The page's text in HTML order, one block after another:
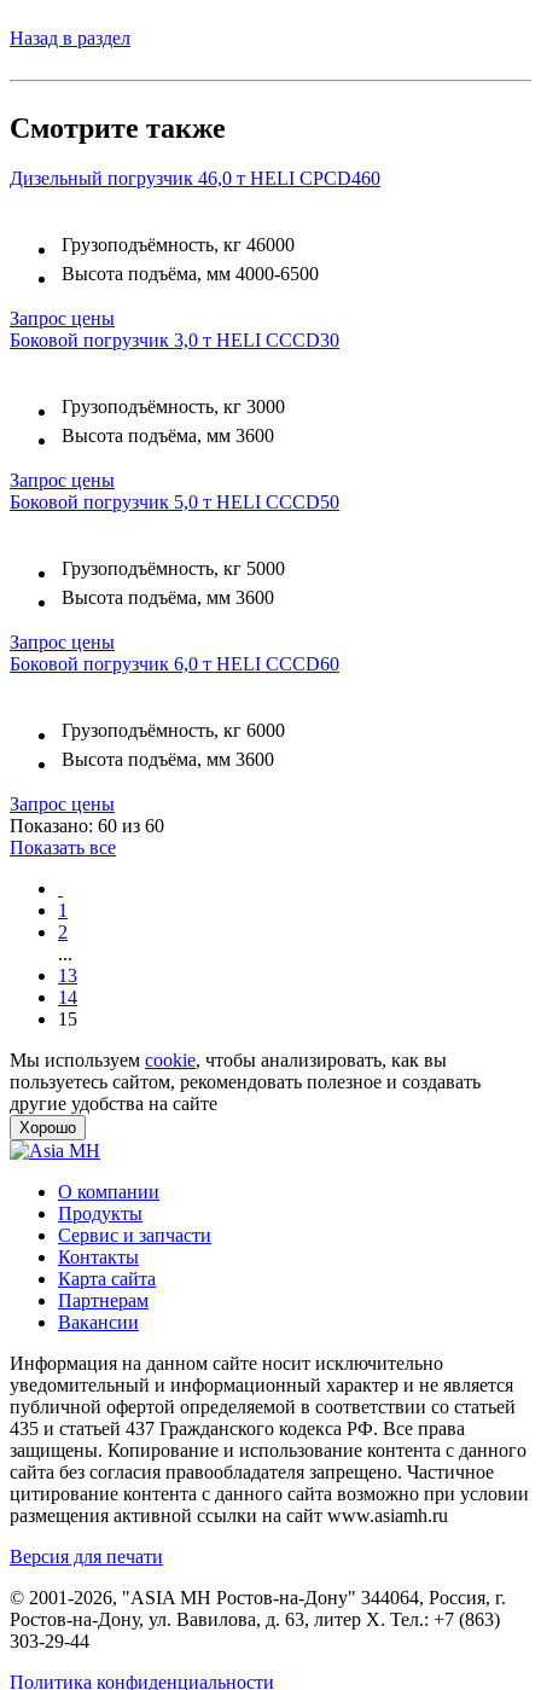
Назад в раздел
Смотрите также
Дизельный погрузчик 46,0 т HELI CPCD460
Грузоподъёмность, кг 46000
Высота подъёма, мм 4000-6500
Запрос цены
Боковой погрузчик 3,0 т HELI CCCD30
Грузоподъёмность, кг 3000
Высота подъёма, мм 3600
Запрос цены
Боковой погрузчик 5,0 т HELI CCCD50
Грузоподъёмность, кг 5000
Высота подъёма, мм 3600
Запрос цены
Боковой погрузчик 6,0 т HELI CCCD60
Грузоподъёмность, кг 6000
Высота подъёма, мм 3600
Запрос цены
Показано: 60 из 60
Показать все
1
2
...
13
14
15
Мы используем cookie, чтобы анализировать, как вы
пользуетесь сайтом, рекомендовать полезное и создавать
другие удобства на сайте
Хорошо
О компании
Продукты
Сервис и запчасти
Контакты
Карта сайта
Партнерам
Вакансии
Информация на данном сайте носит исключительно
уведомительный и информационный характер и не является
публичной офертой определяемой в соответствии со статьей
435 и статьей 437 Гражданского кодекса РФ. Все права
защищены. Копирование и использование контента с данного
сайта без согласия правообладателя запрещено. Частичное
цитирование контента с данного сайта возможно при условии
размещения активной ссылки на сайт www.asiamh.ru
Версия для печати
© 2001-2026, "ASIA MH Ростов-на-Дону" 344064, Россия, г.
Ростов-на-Дону, ул. Вавилова, д. 63, литер Х. Тел.: +7 (863)
303-29-44
Политика конфиденциальности